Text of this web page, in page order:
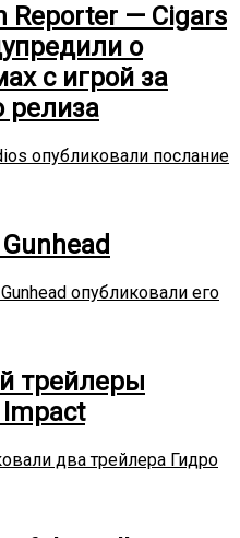
Reporter — Cigars
о
с игрой за
релиза
опубликовали послание
опубликовали его
трейлеры
два трейлера Гидро